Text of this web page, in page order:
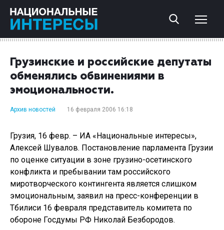
Грузинские и российские депутаты
обменялись обвинениями в
эмоциональности.
Архив новостей 16 февраля 2006 16:18
Грузия, 16 февр. – ИА «Национальные интересы»,
Алексей Шувалов. Постановление парламента Грузии
по оценке ситуации в зоне грузино-осетинского
конфликта и пребывании там российского
миротворческого контингента является слишком
эмоциональным, заявил на пресс-конференции в
Тбилиси 16 февраля представитель комитета по
обороне Госдумы РФ Николай Безбородов.